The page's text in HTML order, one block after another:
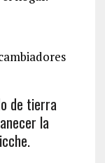
de tierra
la